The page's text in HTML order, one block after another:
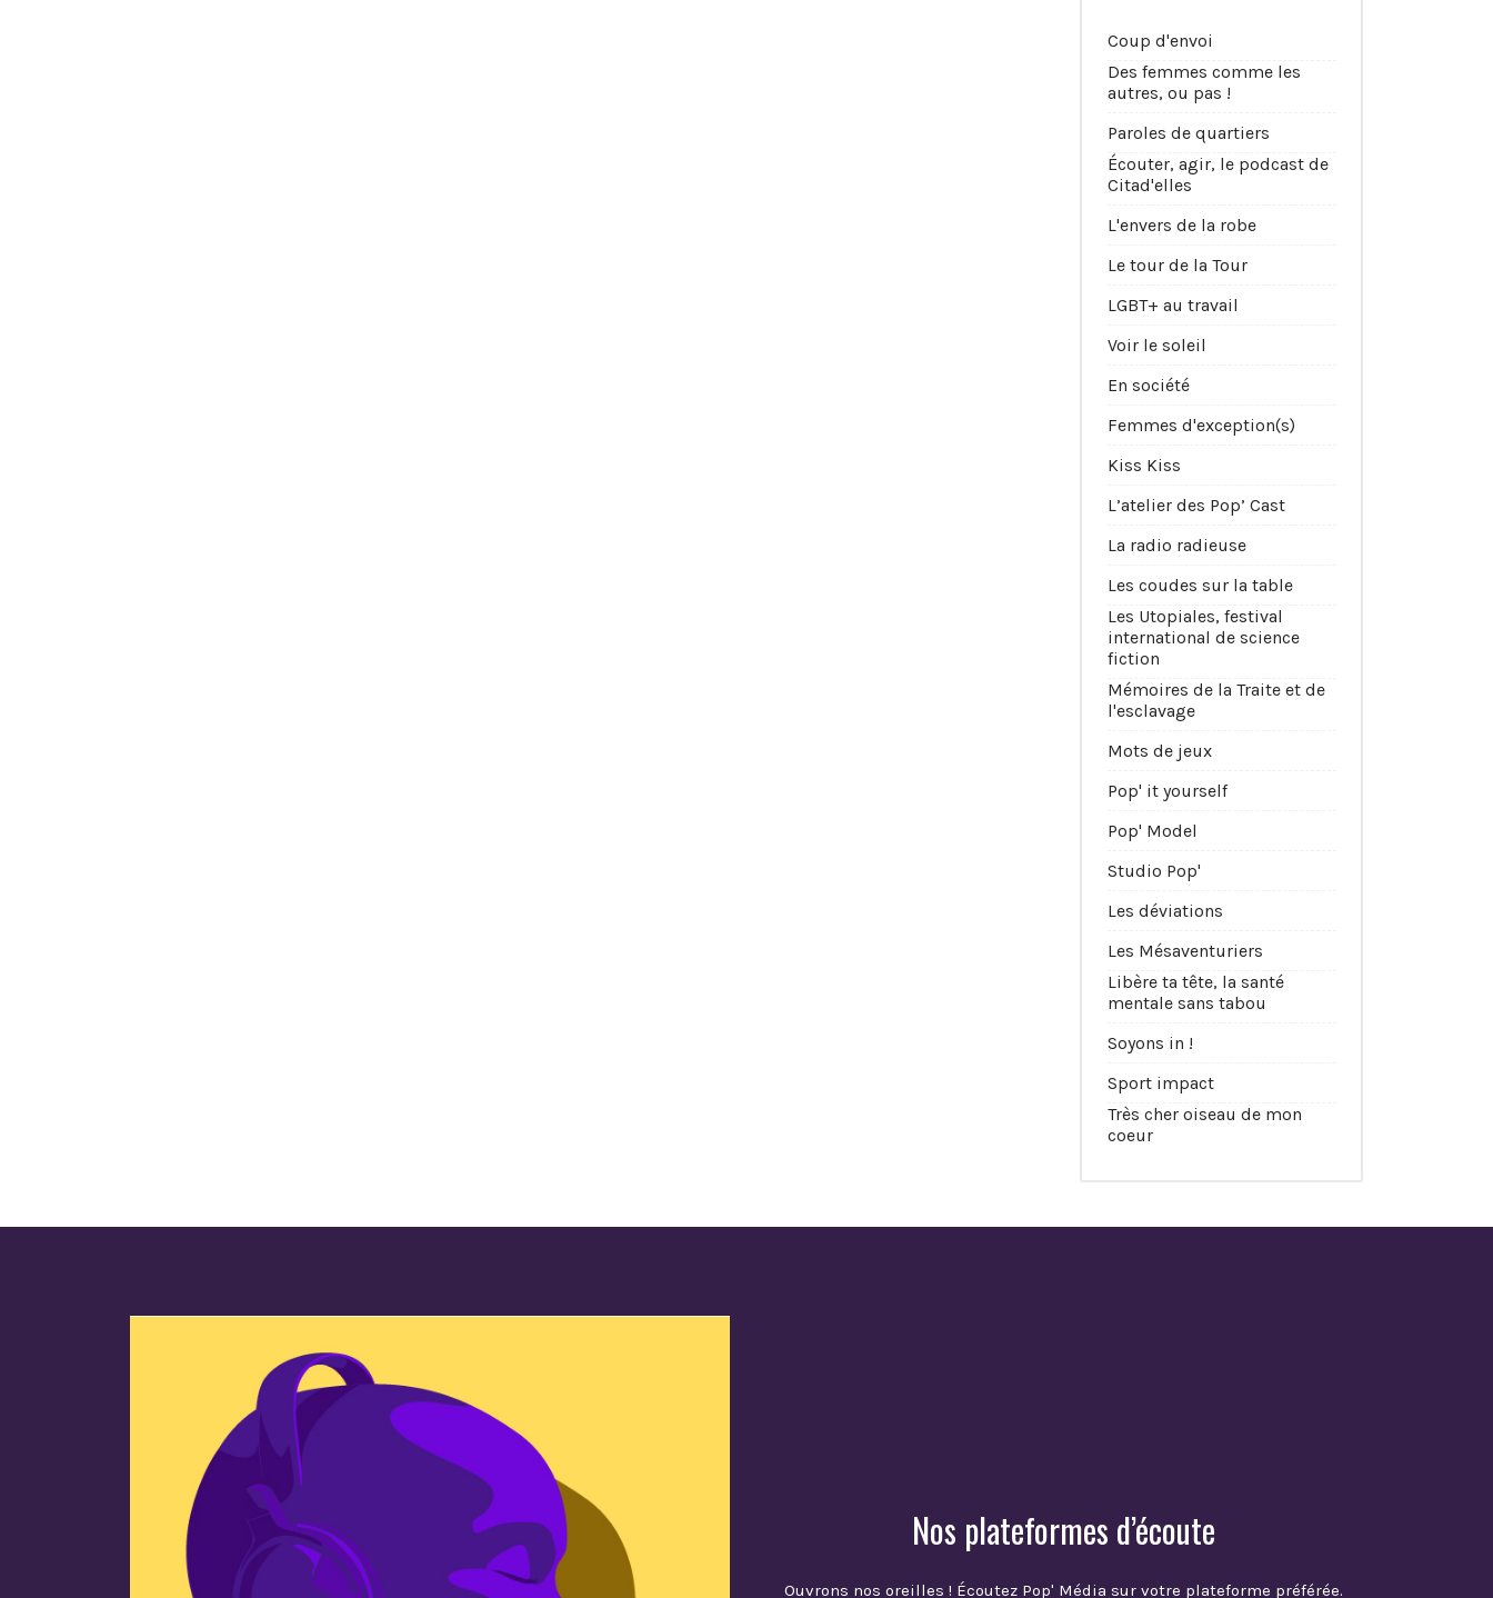
Coup d'envoi
Des femmes comme les
autres, ou pas !
Paroles de quartiers
Écouter, agir, le podcast de
Citad'elles
L'envers de la robe
Le tour de la Tour
LGBT+ au travail
Voir le soleil
En société
Femmes d'exception(s)
Kiss Kiss
L’atelier des Pop’ Cast
La radio radieuse
Les coudes sur la table
Les Utopiales, festival
international de science
fiction
Mémoires de la Traite et de
l'esclavage
Mots de jeux
Pop' it yourself
Pop' Model
Studio Pop'
Les déviations
Les Mésaventuriers
Libère ta tête, la santé
mentale sans tabou
Soyons in !
Sport impact
Très cher oiseau de mon
coeur
Nos plateformes d’écoute
Ouvrons nos oreilles ! Écoutez Pop' Média sur votre plateforme préférée.